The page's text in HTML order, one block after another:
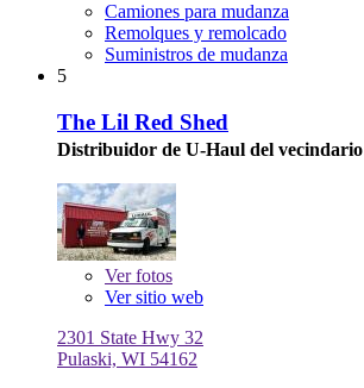
Camiones para mudanza
Remolques y remolcado
Suministros de mudanza
5
The Lil Red Shed
Distribuidor de U-Haul del vecindario
Verfotos
Ver sitio web
2301 State Hwy 32
Pulaski, WI 54162